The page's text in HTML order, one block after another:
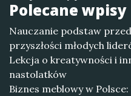
Polecane wpisy
Nauczanie podstaw
przyszłości młodych
Lekcja o kreatywności i
nastolatków
Biznes meblowy w